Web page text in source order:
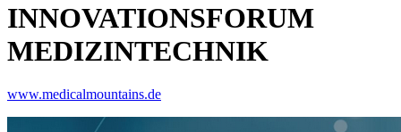
INNOVATIONSFORUM
MEDIZINTECHNIK
www.medicalmountains.de